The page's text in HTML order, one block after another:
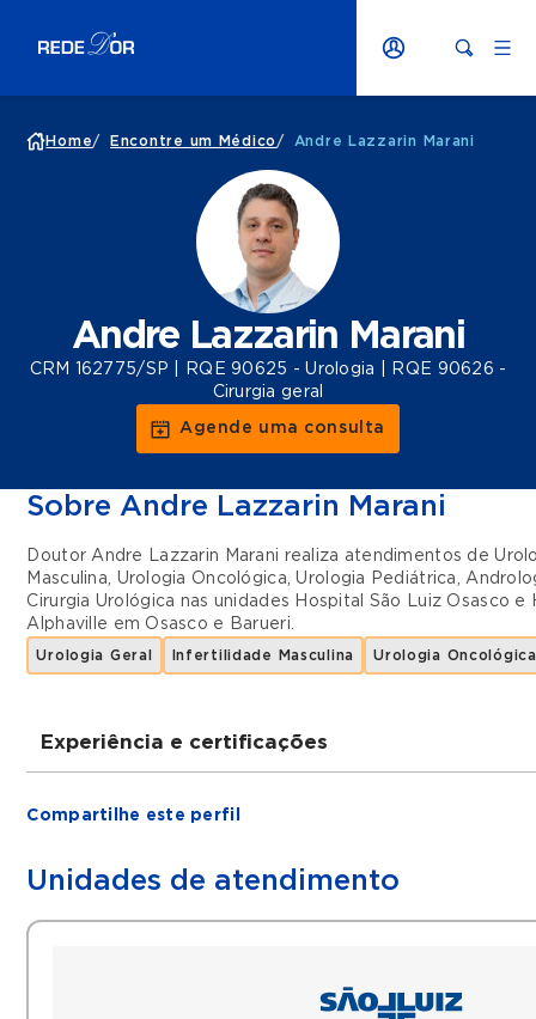
Home/ Encontre um Médico / Andre Lazzarin Marani
Andre Lazzarin Marani
CRM 162775/SP | RQE 90625 - Urologia | RQE 90626 -
Cirurgia geral
Agende uma consulta
Sobre Andre Lazzarin Marani
Doutor Andre Lazzarin Marani realiza atendimentos de
Masculina, Urologia Oncológica,Urologia Pediátrica,
Cirurgia Urológica nas unidades Hospital São Luiz Osasco e
Alphaville em Osasco e Barueri.
Urologia Geral Infertilidade Masculina Urologia Oncológica
Experiência e certificações
Mestre em Andrologia pela UNIFESP
Filiações
Compartilhe este perfil
Unidades de atendimento